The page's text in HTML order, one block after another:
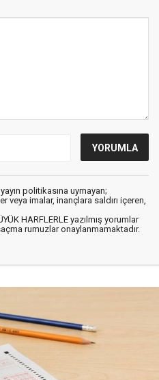
politikasına uymayan;
veya imalar, inançlara saldırı içeren,
HARFLERLE yazılmış yorumlar
rumuzlar onaylanmamaktadır.